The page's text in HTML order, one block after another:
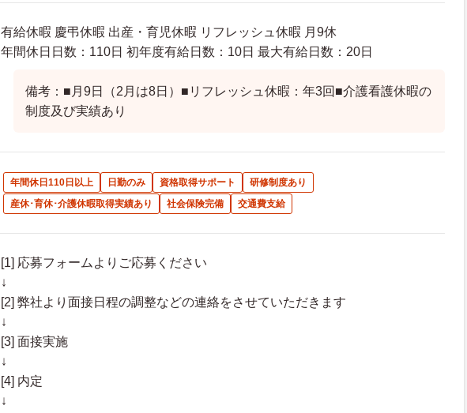
有給休暇 慶弔休暇 出産・育児休暇 リフレッシュ休暇 月9休
年間休日日数：110日 初年度有給日数：10日 最大有給日数：20日
備考：■月9日（2月は8日）■リフレッシュ休暇：年3回■介護看護休暇の
制度及び実績あり
年間休日110日以上 日勤のみ 資格取得サポート
研修制度あり
産休･育休･介護休暇取得実績あり
社会保険完備 交通費支給
[1] 応募フォームよりご応募ください
↓
[2] 弊社より面接日程の調整などの連絡をさせていただきます
↓
[3] 面接実施
↓
[4] 内定
↓